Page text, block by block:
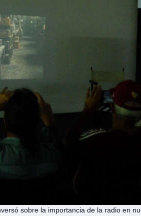
sobre la importancia de la radio en